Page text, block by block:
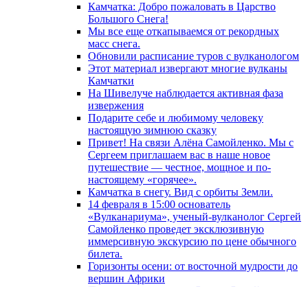
Камчатка: Добро пожаловать в Царство
Большого Снега!
Мы все еще откапываемся от рекордных
масс снега.
Обновили расписание туров с вулканологом
Этот материал извергают многие вулканы
Камчатки
На Шивелуче наблюдается активная фаза
извержения
Подарите себе и любимому человеку
настоящую зимнюю сказку
Привет! На связи Алёна Самойленко. Мы с
Сергеем приглашаем вас в наше новое
путешествие — честное, мощное и по-
настоящему «горячее».
Камчатка в снегу. Вид с орбиты Земли.
14 февраля в 15:00 основатель
«Вулканариума», ученый-вулканолог Сергей
Самойленко проведет эксклюзивную
иммерсивную экскурсию по цене обычного
билета.
Горизонты осени: от восточной мудрости до
вершин Африки